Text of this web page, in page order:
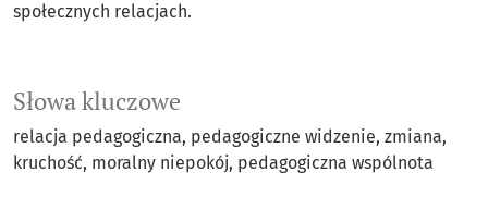
Słowa kluczowe
relacja pedagogiczna pedagogiczne widzenie zmiana
kruchość moralny niepokój pedagogiczna wspólnota
społecznych relacjach.